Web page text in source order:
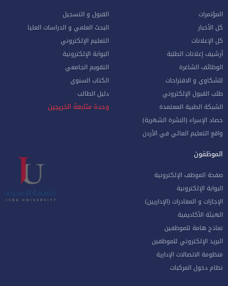
المؤتمرات
كل الأخبار
كل الإعلانات
أرشيف إعلانات الطلبة
الوظائف الشاغرة
للشكاوي و الاقتراحات
طلب القبول الإلكتروني
الشبكة الطبية المعتمدة
حصاد الإسراء (النشرة الشهرية)
واقع التعليم العالي في الأردن
القبول و التسجيل
البحث العلمي و الدراسات العليا
التعليم الإلكتروني
البوابة الإلكترونية
التقويم الجامعي
الكتاب السنوي
دليل الطالب
وحدة متابعة الخريجين
الموظفون
صفحة الموظف الإلكترونية
البوابة الإلكترونية
الإجازات و المغادرات (الإداريين)
الهيئة الأكاديمية
نماذج هامة للموظفين
البريد الإلكتروني للموظفين
منظومة الاتصالات الإدارية
نظام دخول المركبات